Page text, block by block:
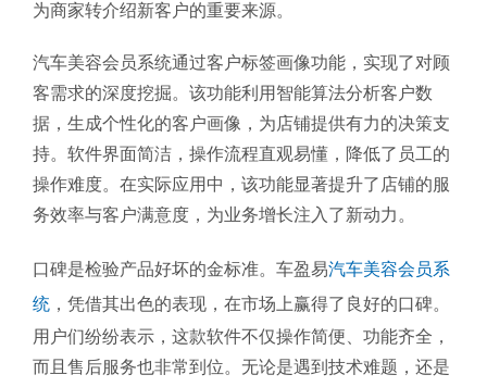
为商家转介绍新客户的重要来源。
汽车美容会员系统通过客户标签画像功能，实现了对顾
客需求的深度挖掘。该功能利用智能算法分析客户数
据，生成个性化的客户画像，为店铺提供有力的决策支
持。软件界面简洁，操作流程直观易懂，降低了员工的
操作难度。在实际应用中，该功能显著提升了店铺的服
务效率与客户满意度，为业务增长注入了新动力。
口碑是检验产品好坏的金标准。车盈易汽车美容会员系
统 ，凭借其出色的表现，在市场上赢得了良好的口碑。
用户们纷纷表示，这款软件不仅操作简便、功能齐全，
而且售后服务也非常到位。无论是遇到技术难题，还是